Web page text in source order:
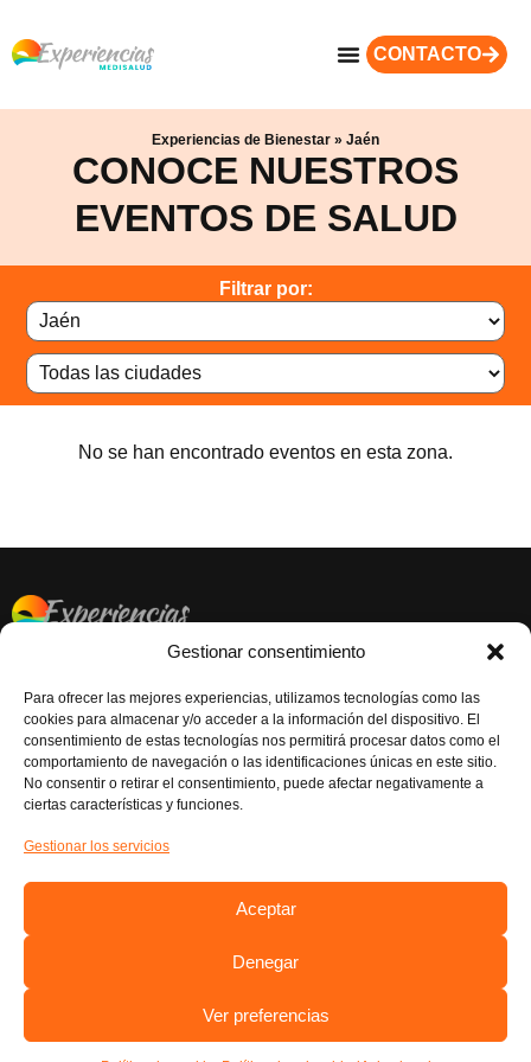
Gestionar consentimiento
Para ofrecer las mejores experiencias, utilizamos tecnologías como las
cookies para almacenar y/o acceder a la información del dispositivo. El
consentimiento de estas tecnologías nos permitirá procesar datos como el
comportamiento de navegación o las identificaciones únicas en este sitio.
No consentir o retirar el consentimiento, puede afectar negativamente a
ciertas características y funciones.
Gestionar los servicios
Aceptar
Denegar
Ver preferencias
CONTACTO
Experiencias de Bienestar » Jaén
CONOCE NUESTROS
EVENTOS DE SALUD
Filtrar por:
No se han encontrado eventos en esta zona.
EL BOVALAR, Carrer de la Senyera, 70, 46970 Alaquàs,
Valéncia
Atención al Cliente: 961986043
RESERVAS EXCURSIONES: 621 20 94 84
© Experiencias Medisalud
Aviso legal
Política de privacidad Política de cookies